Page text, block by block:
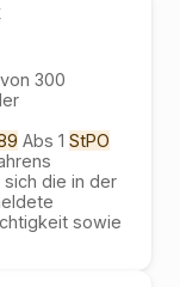
300
Abs 1 StPO
die in der
sowie